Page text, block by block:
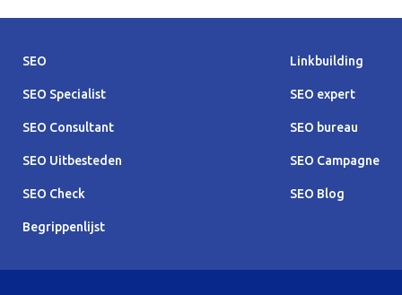
SEO Linkbuilding
SEO Specialist SEO expert
SEO Consultant SEO bureau
SEO Uitbesteden SEO Campagne
SEO Check SEO Blog
Begrippenlijst